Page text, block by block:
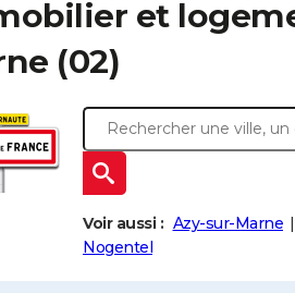
et
(02)
Voir aussi : Azy-sur-Marne
Nogentel